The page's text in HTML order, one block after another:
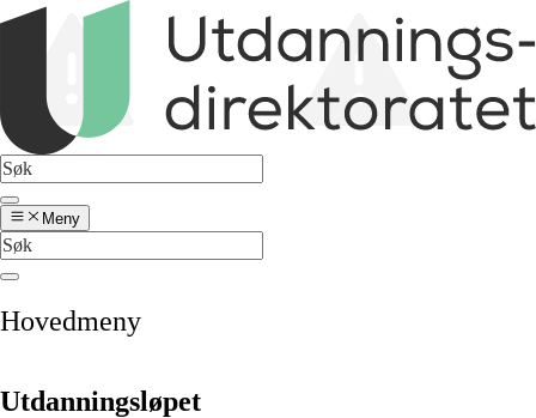
Meny
Hovedmeny
Utdanningsløpet